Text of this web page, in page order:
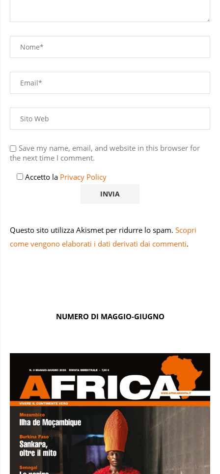
Save my name, email, and website in this browser for
the next time I comment.
Accetto la Privacy Policy
Questo sito utilizza Akismet per ridurre lo spam. Scopri
come vengono elaborati i dati derivati dai commenti.
NUMERO DI MAGGIO-GIUGNO